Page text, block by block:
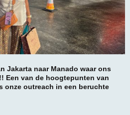
Jakarta naar Manado waar ons
Een van de hoogtepunten van
onze outreach in een beruchte